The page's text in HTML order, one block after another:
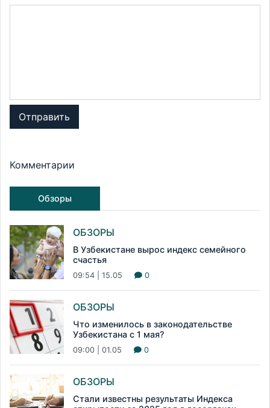
Отправить
Комментарии
Обзоры
ОБЗОРЫ
В Узбекистане вырос индекс семейного
счастья
09:54 | 15.05 0
ОБЗОРЫ
Что изменилось в законодательстве
Узбекистана с 1 мая?
09:00 | 01.05 0
ОБЗОРЫ
Стали известны результаты Индекса